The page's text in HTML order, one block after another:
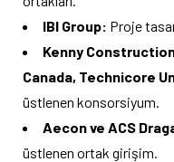
IBI Group: Proje
Kenny
Canada, Technicore
üstlenen konsorsiyum.
Aecon ve ACS
üstlenen ortak girişim.